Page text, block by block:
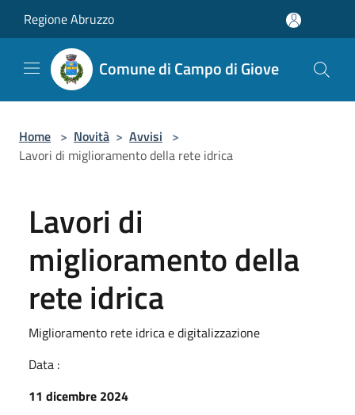
Regione Abruzzo
Comune di Campo di Giove
Home > Novità > Avvisi >
Lavori di miglioramento della rete idrica
Lavori di
miglioramento della
rete idrica
Miglioramento rete idrica e digitalizzazione
Data :
11 dicembre 2024